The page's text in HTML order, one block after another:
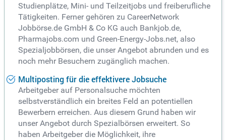
Studienplätze, Mini- und Teilzeitjobs und freiberufliche
Tätigkeiten. Ferner gehören zu CareerNetwork
Jobbörse.de GmbH & Co KG auch Bankjob.de,
Pharmajobs.com und Green-Energy-Jobs.net, also
Spezialjobbörsen, die unser Angebot abrunden und es
noch mehr Besuchern zugänglich machen.
Multiposting für die effektivere Jobsuche
Arbeitgeber auf Personalsuche möchten
selbstverständlich ein breites Feld an potentiellen
Bewerbern erreichen. Aus diesem Grund haben wir
unser Angebot durch Spezialbörsen erweitert. So
haben Arbeitgeber die Möglichkeit, ihre